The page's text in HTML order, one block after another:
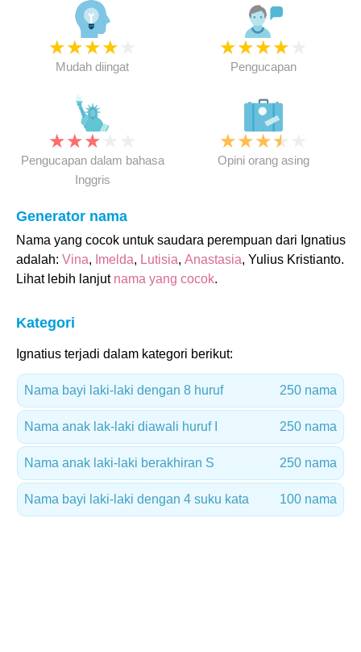
★★★★
Mudah diingat
★★★★
Pengucapan
★★★
Pengucapan dalam bahasa
Inggris
★★★★
Opini orang asing
Generator nama
Nama yang cocok untuk saudara perempuan dari Ignatius
adalah: Vina, Imelda, Lutisia, Anastasia, Yulius Kristianto.
Lihat lebih lanjut nama yang cocok.
Kategori
Ignatius terjadi dalam kategori berikut:
Nama bayi laki-laki dengan 8 huruf 250 nama
Nama anak lak-laki diawali huruf I 250 nama
Nama anak laki-laki berakhiran S 250 nama
Nama bayi laki-laki dengan 4 suku kata 100 nama